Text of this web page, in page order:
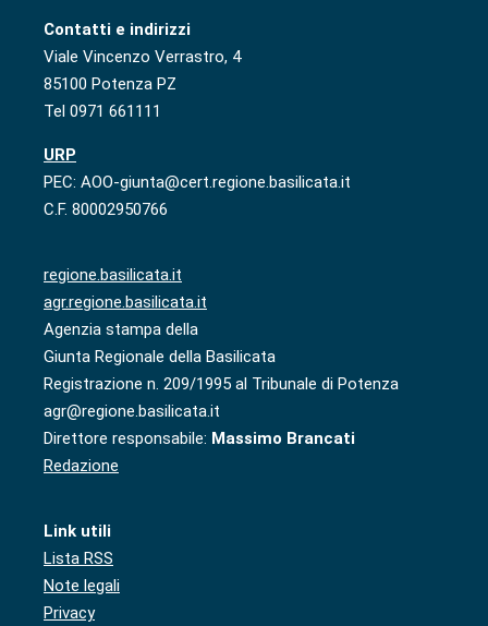
Contatti e indirizzi
Viale Vincenzo Verrastro, 4
85100 Potenza PZ
Tel 0971 661111
URP
PEC: AOO-giunta@cert.regione.basilicata.it
C.F. 80002950766
regione.basilicata.it
agr.regione.basilicata.it
Agenzia stampa della
Giunta Regionale della Basilicata
Registrazione n. 209/1995 al Tribunale di Potenza
agr@regione.basilicata.it
Direttore responsabile: Massimo Brancati
Redazione
Link utili
Lista RSS
Note legali
Privacy